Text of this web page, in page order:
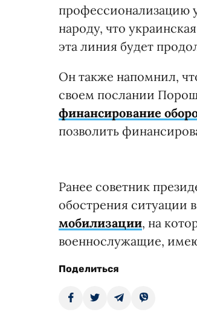
профессионализацию
народу, что
эта линия будет
Он также напомнил,
своем послании
финансирование
позволить
Ранее советник
обострения ситуации
мобилизации, на
военнослужащие,
Поделиться